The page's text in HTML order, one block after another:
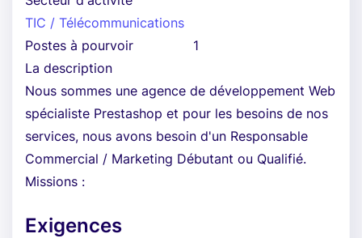
TIC / Télécommunications
Postes à pourvoir
1
La description
Nous sommes une agence de développement Web
spécialiste Prestashop et pour les besoins de nos
services, nous avons besoin d'un Responsable
Commercial / Marketing Débutant ou Qualifié.
Missions :
Exigences